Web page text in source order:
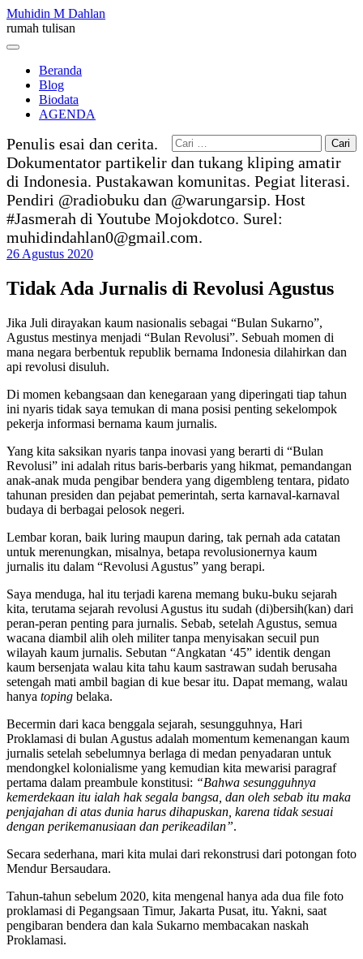
Skip
to
content
Muhidin M Dahlan
rumah tulisan
Menu
Beranda
Blog
Biodata
AGENDA
Cari
untuk:
Penulis esai dan cerita.
Dokumentator partikelir dan tukang kliping amatir
di Indonesia. Pustakawan komunitas. Pegiat literasi.
Pendiri @radiobuku dan @warungarsip. Host
#Jasmerah di Youtube Mojokdotco. Surel:
muhidindahlan0@gmail.com.
26 Agustus 2020
Tidak Ada Jurnalis di Revolusi Agustus
Jika Juli dirayakan kaum nasionalis sebagai “Bulan Sukarno”,
Agustus mestinya menjadi “Bulan Revolusi”. Sebuah momen di
mana negara berbentuk republik bernama Indonesia dilahirkan dan
api revolusi disuluh.
Di momen kebangsaan dan kenegaraan yang diperingati tiap tahun
ini nyaris tidak saya temukan di mana posisi penting sekelompok
pekerja informasi bernama kaum jurnalis.
Yang kita saksikan nyaris tanpa inovasi yang berarti di “Bulan
Revolusi” ini adalah ritus baris-berbaris yang hikmat, pemandangan
anak-anak muda pengibar bendera yang digembleng tentara, pidato
tahunan presiden dan pejabat pemerintah, serta karnaval-karnaval
budaya di berbagai pelosok negeri.
Lembar koran, baik luring maupun daring, tak pernah ada catatan
untuk merenungkan, misalnya, betapa revolusionernya kaum
jurnalis itu dalam “Revolusi Agustus” yang berapi.
Saya menduga, hal itu terjadi karena memang buku-buku sejarah
kita, terutama sejarah revolusi Agustus itu sudah (di)bersih(kan) dari
peran-peran penting para jurnalis. Sebab, setelah Agustus, semua
wacana diambil alih oleh militer tanpa menyisakan secuil pun
wilayah kaum jurnalis. Sebutan “Angkatan ‘45” identik dengan
kaum bersenjata walau kita tahu kaum sastrawan sudah berusaha
setengah mati ambil bagian di kue besar itu. Dapat memang, walau
hanya toping belaka.
Becermin dari kaca benggala sejarah, sesungguhnya, Hari
Proklamasi di bulan Agustus adalah momentum kemenangan kaum
jurnalis setelah sebelumnya berlaga di medan penyadaran untuk
mendongkel kolonialisme yang kemudian kita mewarisi paragraf
pertama dalam preambule konstitusi: “Bahwa sesungguhnya
kemerdekaan itu ialah hak segala bangsa, dan oleh sebab itu maka
penjajahan di atas dunia harus dihapuskan, karena tidak sesuai
dengan perikemanusiaan dan perikeadilan”.
Secara sederhana, mari kita mulai dari rekonstrusi dari potongan foto
Mendur Bersaudara.
Tahun-tahun sebelum 2020, kita mengenal hanya ada dua file foto
proklamasi di Pegangsaan Timur, Jakarta Pusat, itu. Yakni, saat
pengibaran bendera dan kala Sukarno membacakan naskah
Proklamasi.